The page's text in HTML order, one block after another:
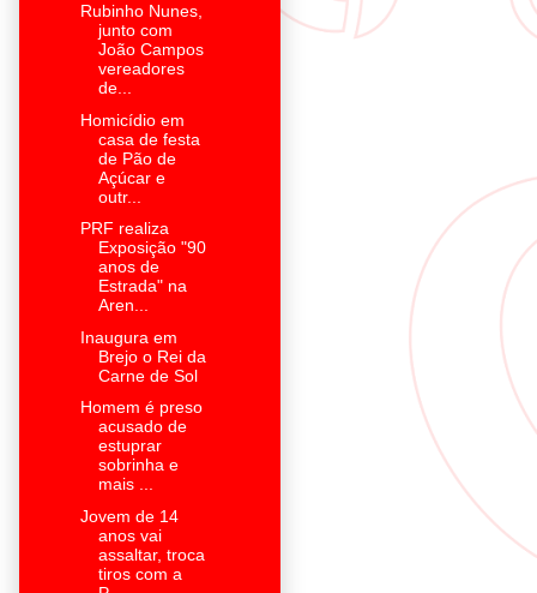
Rubinho Nunes,
junto com
João Campos
vereadores
de...
Homicídio em
casa de festa
de Pão de
Açúcar e
outr...
PRF realiza
Exposição "90
anos de
Estrada" na
Aren...
Inaugura em
Brejo o Rei da
Carne de Sol
Homem é preso
acusado de
estuprar
sobrinha e
mais ...
Jovem de 14
anos vai
assaltar, troca
tiros com a